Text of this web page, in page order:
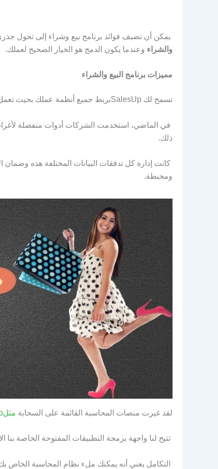
يمكن أن تضيف فوائد برنامج بيع وشراء إلى تحول
والشراء وعندما يكون الدمج هو الخيار الصحيح لعملك.
مميزات برنامج البيع والشراء
تسمح لك SalesUpبربط جميع أنظمة عملك بحيث تعمل معًا بسلاسة.
في الماضي، استخدمت الشركات أدوات منفصلة لأغراض
ذلك.
كانت إدارة كل تدفقات البيانات المختلفة هذه وضمان
ومحبطة.
لقد غيرت منصات المحاسبة القائمة على السحابة مثلSalesUp
تتيح لنا واجهة برمجة التطبيقات المفتوحة الخاصة
التكامل يعني أنه يمكنك ملء نظام المحاسبة الخاص بك